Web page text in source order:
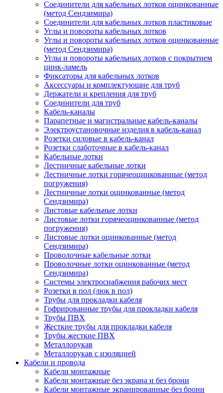
Соединители для кабельных лотков оцинкованные
(метод Сендзимира)
Соединители для кабельных лотков пластиковые
Углы и повороты кабельных лотков
Углы и повороты кабельных лотков оцинкованные
(метод Сендзимира)
Углы и повороты кабельных лотков с покрытием
цинк-ламель
Фиксаторы для кабельных лотков
Аксессуары и комплектующие для труб
Держатели и крепления для труб
Соединители для труб
Кабель-каналы
Парапетные и магистральные кабель-каналы
Электроустановочные изделия в кабель-канал
Розетки силовые в кабель-канал
Розетки слаботочные в кабель-канал
Кабельные лотки
Лестничные кабельные лотки
Лестничные лотки горячеоцинкованные (метод
погружения)
Лестничные лотки оцинкованные (метод
Сендзимира)
Листовые кабельные лотки
Листовые лотки горячеоцинкованные (метод
погружения)
Листовые лотки оцинкованные (метод
Сендзимира)
Проволочные кабельные лотки
Проволочные лотки оцинкованные (метод
Сендзимира)
Системы электроснабжения рабочих мест
Розетки в пол (люк в пол)
Трубы для прокладки кабеля
Гофрированные трубы для прокладки кабеля
Трубы ПВХ
Жесткие трубы для прокладки кабеля
Трубы жесткие ПВХ
Металлорукав
Металлорукав с изоляцией
Кабели и провода
Кабели монтажные
Кабели монтажные без экрана и без брони
Кабели монтажные экранированные без брони